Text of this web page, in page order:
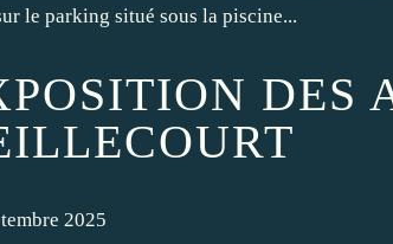
le parking situé sous la piscine...
DES
2025